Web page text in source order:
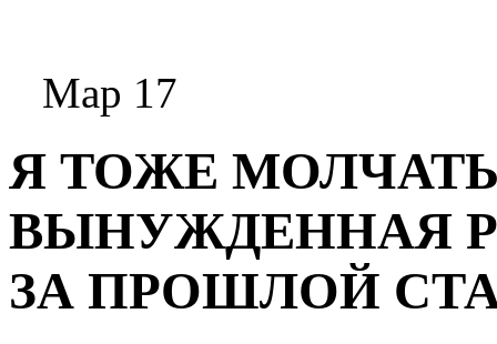
Мар 17
Я ТОЖЕ
ВЫНУЖДЕННАЯ
ЗА ПРОШЛОЙ